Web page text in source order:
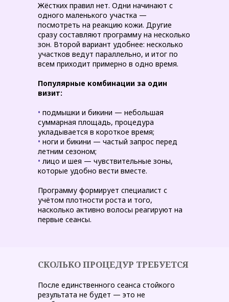
Жёстких правил нет. Одни начинают с
одного маленького участка —
посмотреть на реакцию кожи. Другие
сразу составляют программу на несколько
зон. Второй вариант удобнее: несколько
участков ведут параллельно, и итог по
всем приходит примерно в одно время.
Популярные комбинации за один
визит:
• подмышки и бикини — небольшая
суммарная площадь, процедура
укладывается в короткое время;
• ноги и бикини — частый запрос перед
летним сезоном;
• лицо и шея — чувствительные зоны,
которые удобно вести вместе.
Программу формирует специалист с
учётом плотности роста и того,
насколько активно волосы реагируют на
первые сеансы.
СКОЛЬКО ПРОЦЕДУР ТРЕБУЕТСЯ
После единственного сеанса стойкого
результата не будет — это не